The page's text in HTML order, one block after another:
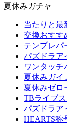
夏休みガチャ
当たりと最
交換おすす
テンプレパ
パズドラア
ワンタッチ
夏休みガイ
夏休みゼロ
TBライブ
パズドラア
HEARTS称